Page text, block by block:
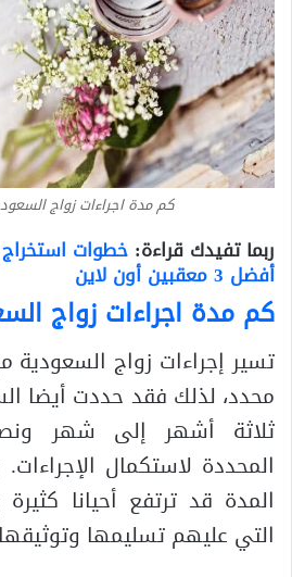
كم مدة اجراءات زواج
ربما تفيدك قراءة: خطوات
أفضل 3 معقبين أون لاين
كم مدة اجراءات زواج
تسير إجراءات زواج
محدد، لذلك فقد حددت أيضا
ثلاثة أشهر إلى شهر
المحددة لاستكمال
المدة قد ترتفع أحيانا
التي عليهم تسليمها